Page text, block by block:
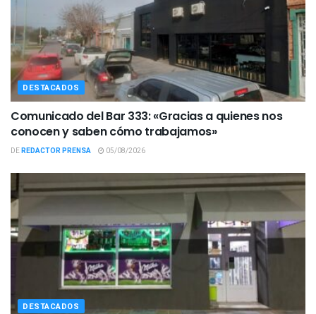
DESTACADOS
Comunicado del Bar 333: «Gracias a quienes nos
conocen y saben cómo trabajamos»
DEREDACTOR PRENSA 05/08/2026
DESTACADOS